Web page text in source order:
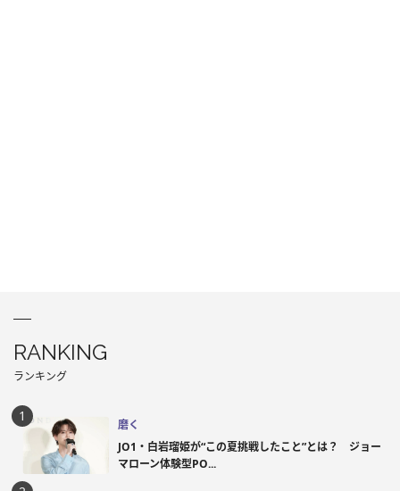
RANKING
ランキング
磨く
JO1・白岩瑠姫が“この夏挑戦したこと”とは？ ジョー
マローン体験型PO...